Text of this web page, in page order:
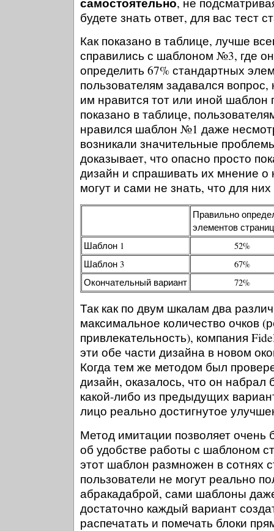
будете знать ответ, для вас тест
Как показано в таблице, лучше
справились с шаблоном №3, где
определить 67% стандартных
пользователям задавался
им нравится тот или иной шаблон
показано в таблице,
нравился шаблон №1 даже
возникали значительные
доказывает, что опасно просто
дизайн и спрашивать их мнение о
могут и сами не знать, что для
Правильно
элементов
Шаблон 1
52%
Шаблон 3
67%
Окончательный вариант
72%
Так как по двум шкалам два
максимальное количество очков
привлекательность), компания
эти обе части дизайна в новом
Когда тем же методом был
дизайн, оказалось, что он набрал
какой-либо из предыдущих
лицо реально достигнутое
Метод имитации позволяет очень
об удобстве работы с шаблоном
этот шаблон размножен в сотнях
пользователи не могут реально
абракадаброй, сами шаблоны
достаточно каждый вариант
распечатать и помечать блоки